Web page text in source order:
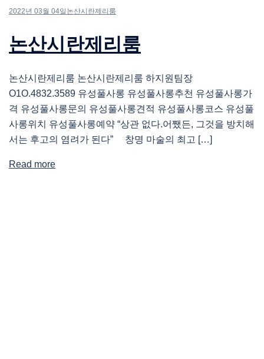
2022년 03월 04일 논산시란제리룸
논산시란제리룸
논산시란제리룸 논산시란제리룸 하지원팀장
O1O.4832.3589 유성풀사롱 유성풀사롱추천 유성풀사롱가
격 유성풀사롱문의 유성풀사롱견적 유성풀사롱코스 유성풀
사롱위치 유성풀사롱예약 “상관 없다.어쨌든, 그것을 방치해
서는 후고의 염려가 된다” 창명 마술의 최고 […]
Read more